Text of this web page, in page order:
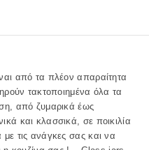
από τα πλέον απαραίτητα
τακτοποιημένα όλα τα
από ζυμαρικά έως
και κλασσικά, σε ποικιλία
τις ανάγκες σας και να